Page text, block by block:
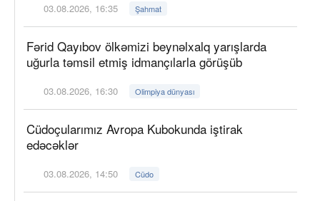
03.08.2026, 16:35 Şahmat
Fərid Qayıbov ölkəmizi beynəlxalq yarışlarda
uğurla təmsil etmiş idmançılarla görüşüb
03.08.2026, 16:30 Olimpiya dünyası
Cüdoçularımız Avropa Kubokunda iştirak
edəcəklər
03.08.2026, 14:50 Cüdo